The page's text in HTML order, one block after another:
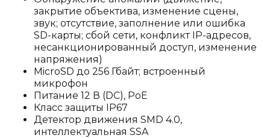
закрытие объектива, изменение сцены,
звук; отсутствие, заполнение или ошибка
SD-карты; сбой сети, конфликт IP-адресов,
несанкционированный доступ, изменение
напряжения)
MicroSD до 256 Гбайт; встроенный
микрофон
Питание 12 В (DC), PoE
Класс защиты IP67
Детектор движения SMD 4.0,
интеллектуальная SSA